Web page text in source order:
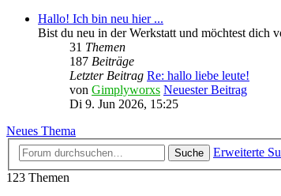
Hallo! Ich bin neu hier ...
Bist du neu in der Werkstatt und möchtest dich
31 Themen
187 Beiträge
Letzter Beitrag Re: hallo liebe leute!
von Gimplyworxs Neuester Beitrag
Di 9. Jun 2026, 15:25
Neues Thema
Suche
Erweiterte
123 Themen